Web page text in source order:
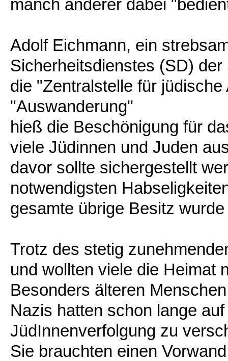
manch anderer dabei
Adolf Eichmann, ein
Sicherheitsdienstes (SD)
die "Zentralstelle für
"Auswanderung"
hieß die Beschönigung für
viele Jüdinnen und Juden
davor sollte sichergestellt
notwendigsten
gesamte übrige Besitz
Trotz des stetig
und wollten viele die Heimat
Besonders älteren
Nazis hatten schon lange
JüdInnenverfolgung zu
Sie brauchten einen